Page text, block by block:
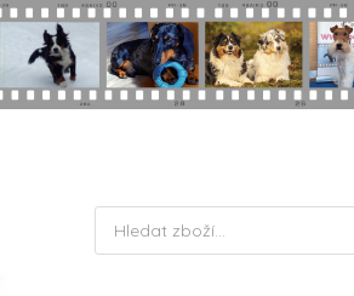
Products
search